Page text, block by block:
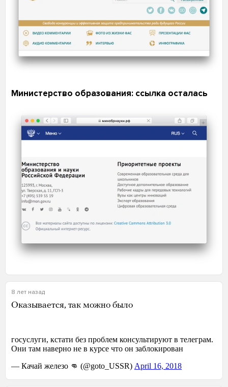
Министерство образования: ссылка осталась
8 лет назад
Оказывается, так можно было